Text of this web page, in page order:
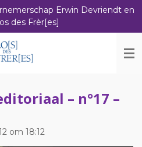
Erwin Devriendt en
des Frèr[es]
– n°17 –
om 18:12